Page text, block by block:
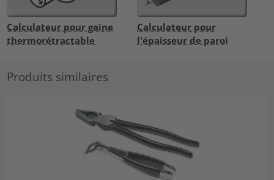
Calculateur pour gaine
thermorétractable
Calculateur pour
l'épaisseur de paroi
Produits similaires